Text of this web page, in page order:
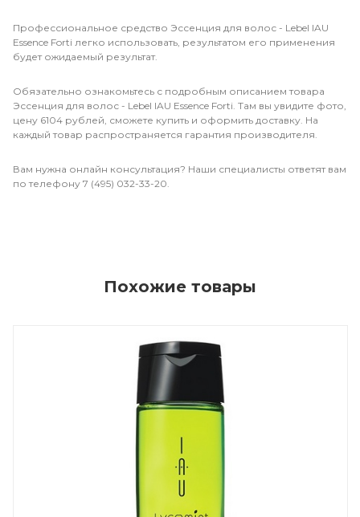
Профессиональное средство Эссенция для волос - Lebel IAU
Essence Forti легко использовать, результатом его применения
будет ожидаемый результат.
Обязательно ознакомьтесь с подробным описанием товара
Эссенция для волос - Lebel IAU Essence Forti. Там вы увидите фото,
цену 6104 рублей, сможете купить и оформить доставку. На
каждый товар распространяется гарантия производителя.
Вам нужна онлайн консультация? Наши специалисты ответят вам
по телефону 7 (495) 032-33-20.
Похожие товары